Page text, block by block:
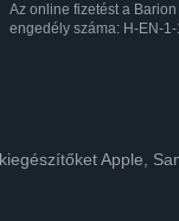
Az online fizetést a
engedély száma: H-EN-
Apple,